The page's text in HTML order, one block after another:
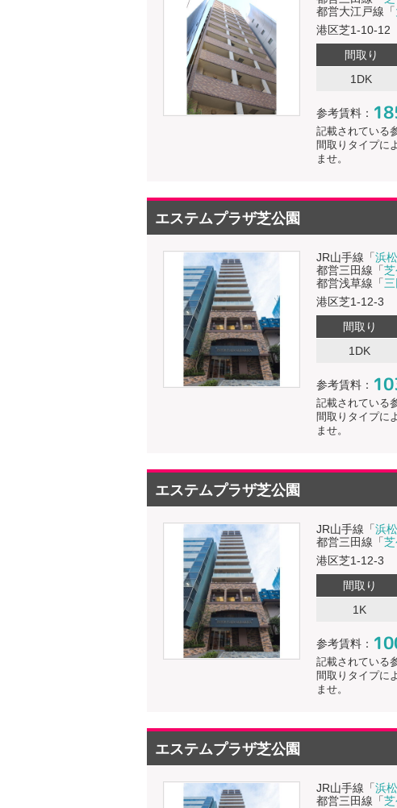
都営大江戸線「
港区芝1-10-12
間取り
1DK
参考賃料：
記載されている
間取りタイプに
ませ。
エステムプラザ芝公園
JR山手線「浜
都営三田線「芝
都営浅草線「三
港区芝1-12-3
間取り
1DK
参考賃料：
記載されている
間取りタイプに
ませ。
エステムプラザ芝公園
JR山手線「浜
都営三田線「芝
港区芝1-12-3
間取り
1K
参考賃料：
記載されている
間取りタイプに
ませ。
エステムプラザ芝公園
JR山手線「浜
都営三田線「芝